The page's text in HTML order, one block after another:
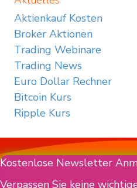
Aktienkauf Kosten
Broker Aktionen
Trading Webinare
Trading News
Euro Dollar Rechner
Bitcoin Kurs
Ripple Kurs
Kostenlose Newsletter
Verpassen Sie keine